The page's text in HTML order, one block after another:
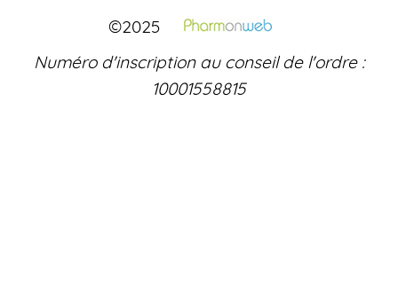
©2025
Numéro d'inscription au conseil de l'ordre :
10001558815